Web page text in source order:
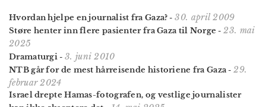
Hvordan hjelpe en journalist fra Gaza? -30. april 2009
Støre henter inn flere pasienter fra Gaza til Norge -23. mai
2025
Dramaturgi - 3. juni 2010
NTB går for de mest hårreisende historiene fra Gaza -29.
februar 2024
Israel drepte Hamas-fotografen, og vestlige journalister